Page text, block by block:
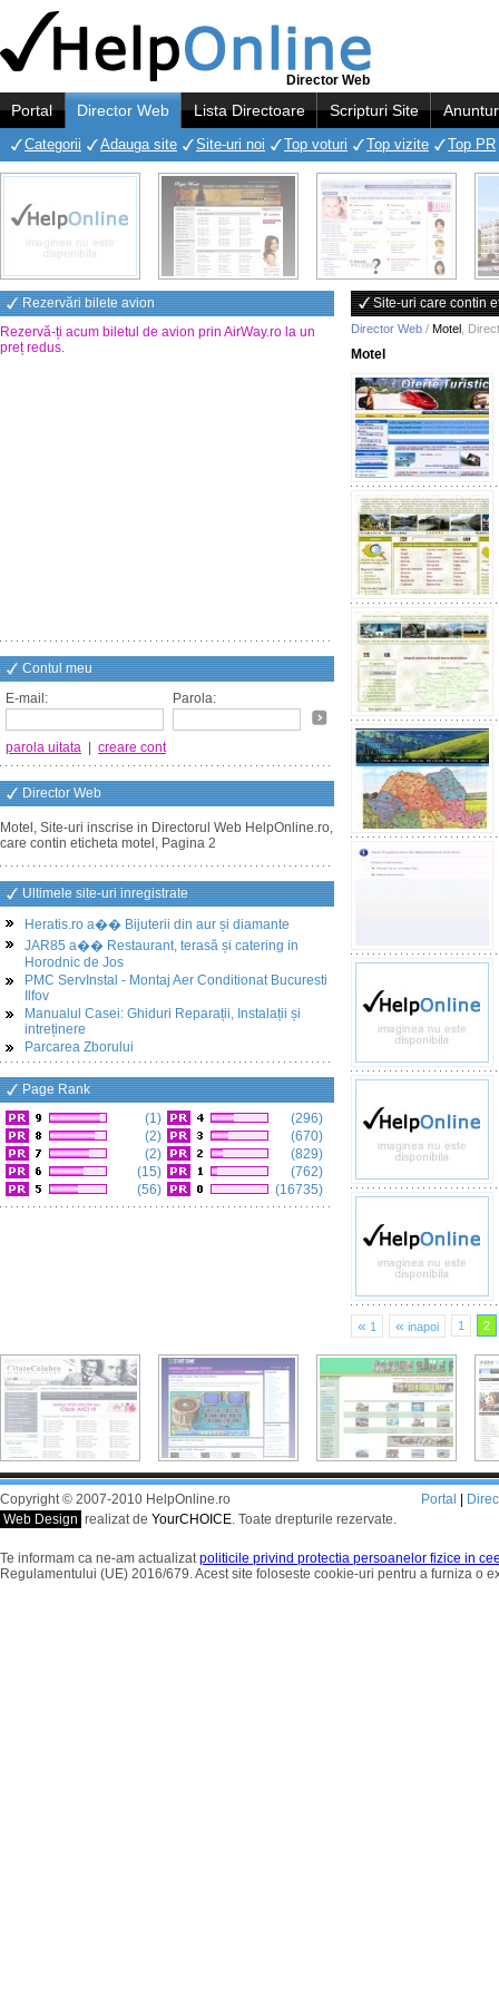
Director Web
Portal Director Web Lista Directoare Scripturi Site
Categorii Adauga site Site-uri noi Top voturi Top vizite Top PR
Rezervări bilete avion
Rezervă-ți acum biletul de avion prin AirWay.ro la un
preț redus.
Contul meu
E-mail:
Parola:
parola uitata creare cont
Director Web
Motel, Site-uri inscrise in Directorul Web HelpOnline.ro,
care contin eticheta motel, Pagina 2
Ultimele site-uri inregistrate
Heratis.ro a�� Bijuterii din aur și diamante
JAR85 a�� Restaurant, terasă și catering in
Horodnic de Jos
PMC ServInstal - Montaj Aer Conditionat Bucuresti
Ilfov
Manualul Casei: Ghiduri Reparații, Instalații și
intreținere
Parcarea Zborului
Page Rank
(1)
(2)
(2)
(15)
(56)
(296)
(670)
(829)
(762)
(16735)
Site-uri care contin
Director Web / Motel
Motel
« 1 « inapoi 1 2
Copyright © 2007-2010 HelpOnline.ro
Web Design realizat de YourCHOICE. Toate drepturile rezervate.
Portal
Te informam ca ne-am actualizatpoliticile privind protectia persoanelor fizice in
Regulamentului (UE) 2016/679. Acest site foloseste cookie-uri pentru a furniza o